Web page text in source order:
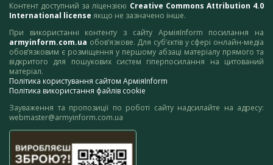
Контент доступний за ліцензією Creative Commons Attribution 4.0
International license якщо не зазначено інше.
При використанні контенту з сайту АрміяInform посилання на
armyinform.com.ua обов’язкове. Для суб’єктів у сфері онлайн-медіа
обов’язковим є розміщення у першому абзаці матеріалу прямого та
відкритого для пошукових систем гіперпосилання на цитований
матеріал.
Політика користування сайтом АрміяInform
Політика використання файлів cookie
Зауваження та пропозиції по роботі сайту надсилайте на адресу:
webmaster@armyinform.com.ua